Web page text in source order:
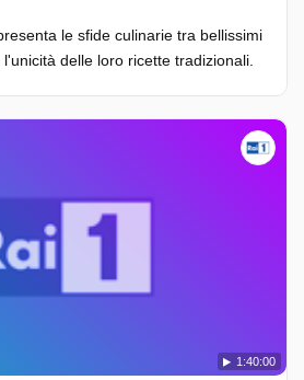
le sfide culinarie tra bellissimi
delle loro ricette tradizionali.
1:40:00